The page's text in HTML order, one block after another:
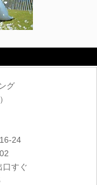
グ
24
口すぐ